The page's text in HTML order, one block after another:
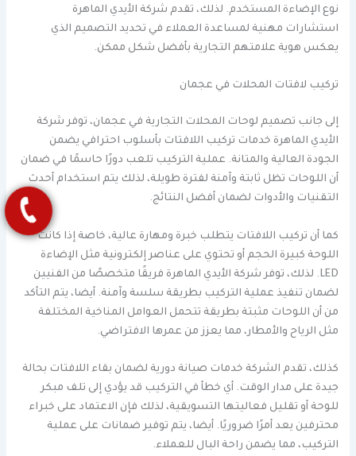
نوع الإضاءة المستخدم. لذلك، تقدم شركة الأيدي الماهرة
استشارات مهنية لمساعدة العملاء في تحديد التصميم الذي
يعكس هوية علامتهم التجارية بأفضل شكل ممكن.
تركيب لافتات المحلات في عجمان
إلى جانب تصميم لوحات المحلات التجارية في عجمان، توفر شركة
الأيدي الماهرة خدمات تركيب اللافتات بأسلوب احترافي يضمن
الجودة العالية والمتانة. عملية التركيب تلعب دورًا حاسمًا في ضمان
أن اللوحات تظل ثابتة وآمنة لفترة طويلة، لذلك يتم استخدام أحدث
التقنيات والأدوات لضمان أفضل النتائج.
كما أن تركيب اللافتات يتطلب خبرة ومهارة عالية، خاصة إذا كانت
اللوحة كبيرة الحجم أو تحتوي على عناصر إلكترونية مثل الإضاءة
LED. لذلك، توفر شركة الأيدي الماهرة فريقًا متخصصًا من الفنيين
لضمان تنفيذ عملية التركيب بطريقة سلسة وآمنة. أيضا، يتم التأكد
من أن اللوحات مثبتة بطريقة تتحمل العوامل المناخية المختلفة
مثل الرياح والأمطار، مما يعزز من عمرها الافتراضي.
كذلك، تقدم الشركة خدمات صيانة دورية لضمان بقاء اللافتات بحالة
جيدة على مدار الوقت. أي خطأ في التركيب قد يؤدي إلى تلف مبكر
للوحة أو تقليل فعاليتها التسويقية، لذلك فإن الاعتماد على خبراء
محترفين يعد أمرًا ضروريًا. أيضا، يتم توفير ضمانات على عملية
التركيب، مما يضمن راحة البال للعملاء.